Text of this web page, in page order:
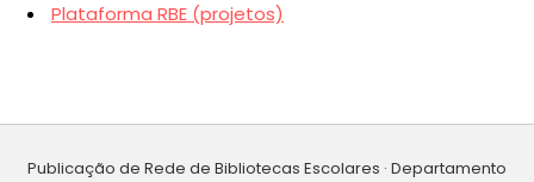
Plataforma RBE (projetos)
Publicação de Rede de Bibliotecas Escolares · Departamento